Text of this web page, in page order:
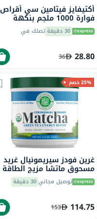
أكتيفايز فيتامين سي أقراص
فوارة 1000 ملجم بنكهة
البرتقال حزمة من 20
30 دقيقة تصلك في
28.80
36
25% خصم
غرين فودز سيريمونيال غريد
مسحوق ماتشا مزيج الطاقة
بالشاي الأخضر 156 جرام
توصيل مجاني30 دقيقة
114.75
153